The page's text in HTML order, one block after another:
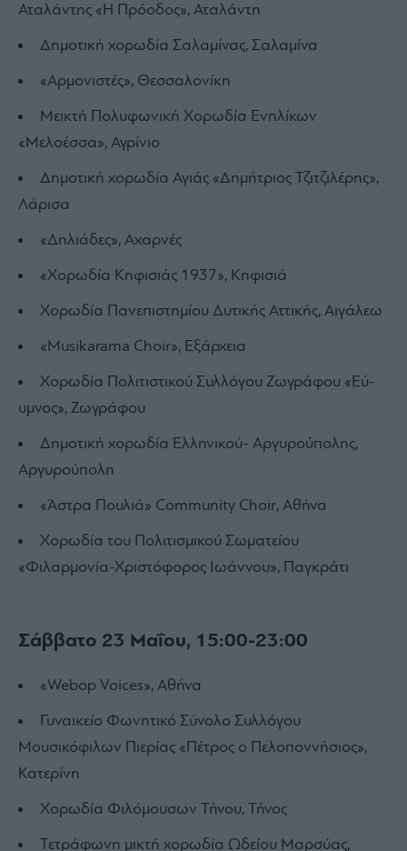
Αταλάντης «Η Πρόοδος», Αταλάντη
Δημοτική χορωδία Σαλαμίνας, Σαλαμίνα
«Αρμονιστές», Θεσσαλονίκη
Μεικτή Πολυφωνική Χορωδία Ενηλίκων
«Μελοέσσα», Αγρίνιο
Δημοτική χορωδία Αγιάς «Δημήτριος Τζιτζιλέρης»,
Λάρισα
«Δηλιάδες», Αχαρνές
«Χορωδία Κηφισιάς 1937», Κηφισιά
Χορωδία Πανεπιστημίου Δυτικής Αττικής, Αιγάλεω
«Musikarama Choir», Εξάρχεια
Χορωδία Πολιτιστικού Συλλόγου Ζωγράφου «Εύ-
υμνος», Ζωγράφου
Δημοτική χορωδία Ελληνικού- Αργυρούπολης,
Αργυρούπολη
«Άστρα Πουλιά» Community Choir, Αθήνα
Χορωδία του Πολιτισμικού Σωματείου
«Φιλαρμονία-Χριστόφορος Ιωάννου», Παγκράτι
Σάββατο 23 Μαΐου, 15:00-23:00
«Webop Voices», Αθήνα
Γυναικείο Φωνητικό Σύνολο Συλλόγου
Μουσικόφιλων Πιερίας «Πέτρος ο Πελοποννήσιος»,
Κατερίνη
Χορωδία Φιλόμουσων Τήνου, Τήνος
Τετράφωνη μικτή χορωδία Ωδείου Μαρσύας,